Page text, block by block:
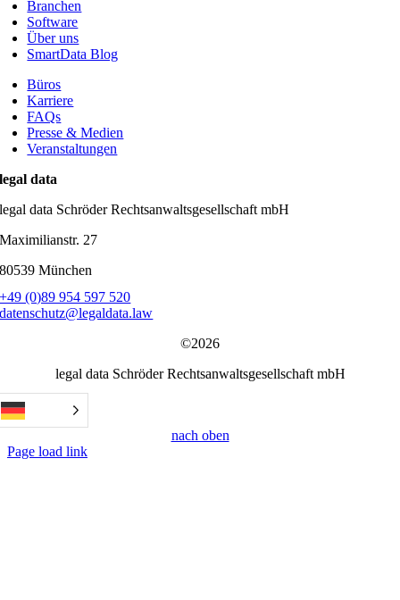
Branchen
Software
Über uns
SmartData Blog
Büros
Karriere
FAQs
Presse & Medien
Veranstaltungen
legal data
legal data Schröder Rechtsanwaltsgesellschaft mbH
Maximilianstr. 27
80539 München
+49 (0)89 954 597 520
datenschutz@legaldata.law
©2026
legal data Schröder Rechtsanwaltsgesellschaft mbH
nach oben
Page load link